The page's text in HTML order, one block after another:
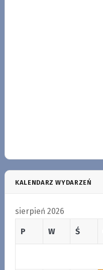
KALENDARZ WYDARZEŃ
sierpień 2026
P W Ś